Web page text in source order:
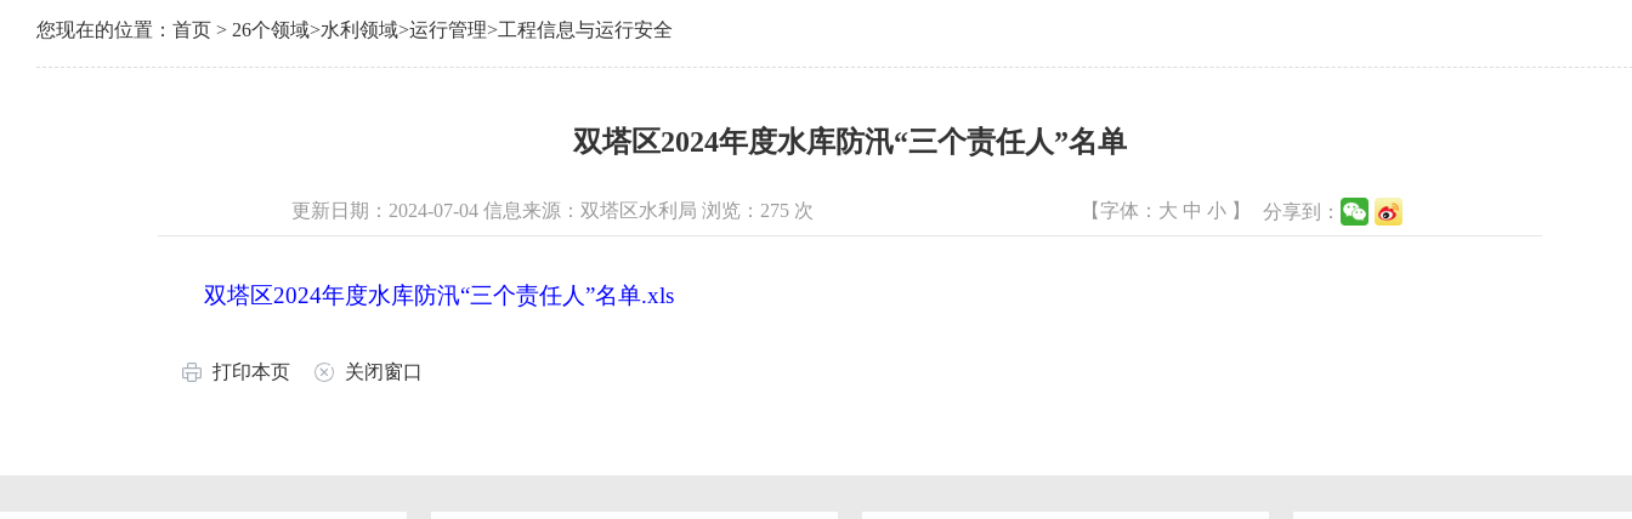
您现在的位置： 首页 > 26个领域>水利领域>运行管理>工程信息与运行安全
双塔区2024年度水库防汛“三个责任人”名单
更新日期：2024-07-04 信息来源：双塔区水利局 浏览： 275 次 【字体： 大 中 小 】 分享到：
双塔区2024年度水库防汛“三个责任人”名单.xls
打印本页 关闭窗口